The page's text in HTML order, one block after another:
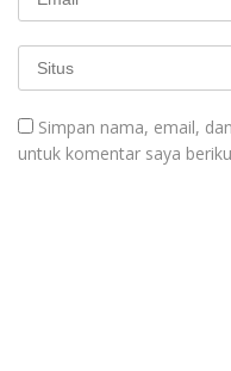
Simpan nama, email,
untuk komentar saya